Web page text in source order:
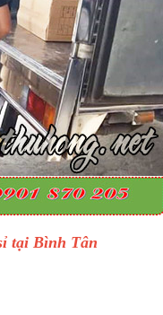
tại Bình Tân